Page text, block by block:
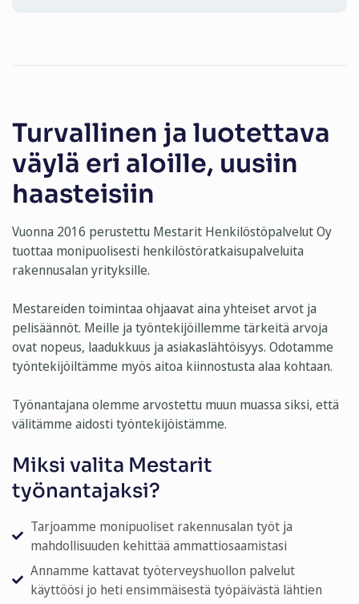
Turvallinen ja luotettava
väylä eri aloille, uusiin
haasteisiin
Vuonna 2016 perustettu Mestarit Henkilöstöpalvelut Oy
tuottaa monipuolisesti henkilöstöratkaisupalveluita
rakennusalan yrityksille.
Mestareiden toimintaa ohjaavat aina yhteiset arvot ja
pelisäännöt. Meille ja työntekijöillemme tärkeitä arvoja
ovat nopeus, laadukkuus ja asiakaslähtöisyys. Odotamme
työntekijöiltämme myös aitoa kiinnostusta alaa kohtaan.
Työnantajana olemme arvostettu muun muassa siksi, että
välitämme aidosti työntekijöistämme.
Miksi valita Mestarit
työnantajaksi?
Tarjoamme monipuoliset rakennusalan työt ja
mahdollisuuden kehittää ammattiosaamistasi
Annamme kattavat työterveyshuollon palvelut
käyttöösi jo heti ensimmäisestä työpäivästä lähtien